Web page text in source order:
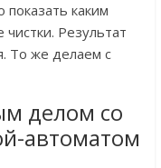
каким
Результат
То же делаем с
делом со
автоматом